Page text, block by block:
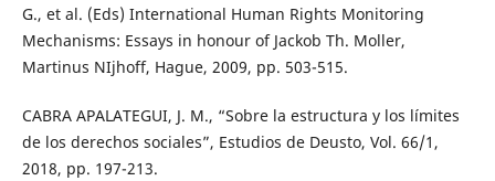
G., et al. (Eds) International Human Rights Monitoring
Mechanisms: Essays in honour of Jackob Th. Moller,
Martinus NIjhoff, Hague, 2009, pp. 503-515.
CABRA APALATEGUI, J. M., “Sobre la estructura y los límites
de los derechos sociales”, Estudios de Deusto, Vol. 66/1,
2018, pp. 197-213.